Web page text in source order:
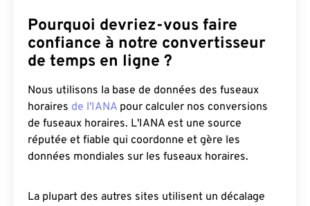
Pourquoi devriez-vous faire
confiance à notre convertisseur
de temps en ligne ?
Nous utilisons la base de données des fuseaux
horaires de l'IANA pour calculer nos conversions
de fuseaux horaires. L'IANA est une source
réputée et fiable qui coordonne et gère les
données mondiales sur les fuseaux horaires.
La plupart des autres sites utilisent un décalage